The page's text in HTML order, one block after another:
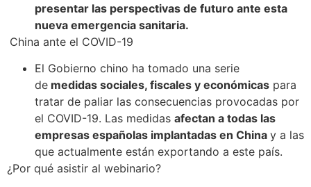
presentar las perspectivas de futuro ante esta
nueva emergencia sanitaria.
China ante el COVID-19
El Gobierno chino ha tomado una serie
de medidas sociales, fiscales y económicas para
tratar de paliar las consecuencias provocadas por
el COVID-19. Las medidas afectan a todas las
empresas españolas implantadas en China y a las
que actualmente están exportando a este país.
¿Por qué asistir al webinario?